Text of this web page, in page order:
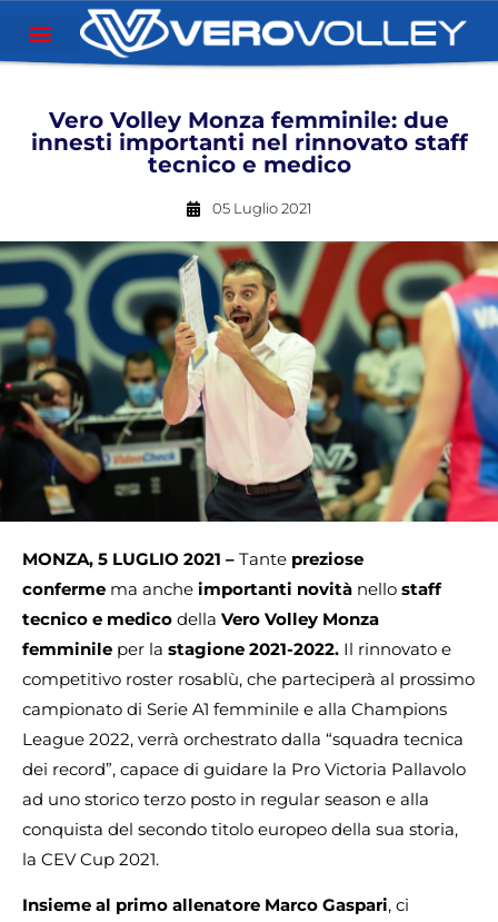
Vero Volley Monza femminile: due
innesti importanti nel rinnovato staff
tecnico e medico
05 Luglio 2021
MONZA, 5 LUGLIO 2021 – Tante preziose
conferme ma anche importanti novità nello staff
tecnico e medico della Vero Volley Monza
femminile per la stagione 2021-2022. Il rinnovato e
competitivo roster rosablù, che parteciperà al prossimo
campionato di Serie A1 femminile e alla Champions
League 2022, verrà orchestrato dalla “squadra tecnica
dei record”, capace di guidare la Pro Victoria Pallavolo
ad uno storico terzo posto in regular season e alla
conquista del secondo titolo europeo della sua storia,
la CEV Cup 2021.
Insieme al primo allenatore Marco Gaspari, ci